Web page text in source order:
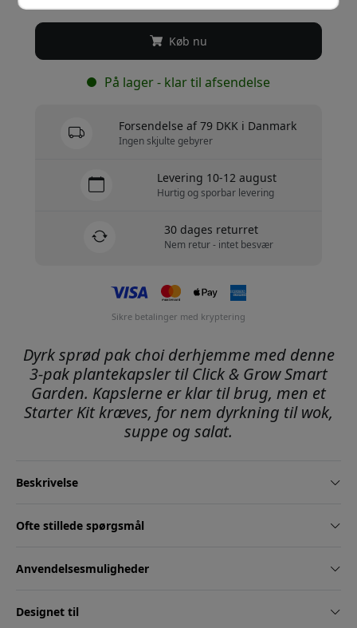
Køb nu
På lager - klar til afsendelse
Forsendelse af 79 DKK i Danmark
Ingen skjulte gebyrer
Levering 10-12 august
Hurtig og sporbar levering
30 dages returret
Nem retur - intet besvær
Sikre betalinger med kryptering
Dyrk sprød pak choi derhjemme med denne
3-pak plantekapsler til Click & Grow Smart
Garden. Kapslerne er klar til brug, men et
Starter Kit kræves, for nem dyrkning til wok,
suppe og salat.
Beskrivelse
Ofte stillede spørgsmål
Anvendelsesmuligheder
Designet til